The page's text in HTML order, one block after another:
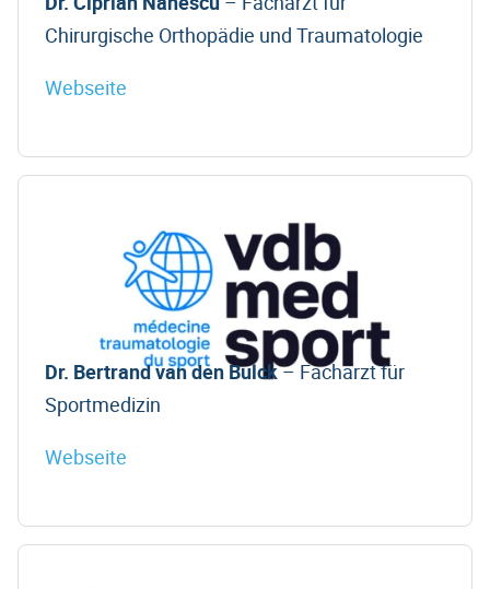
Chirurgische Orthopädie und Traumatologie
Webseite
Dr. Bertrand van den Bulck– Facharzt für
Sportmedizin
Webseite